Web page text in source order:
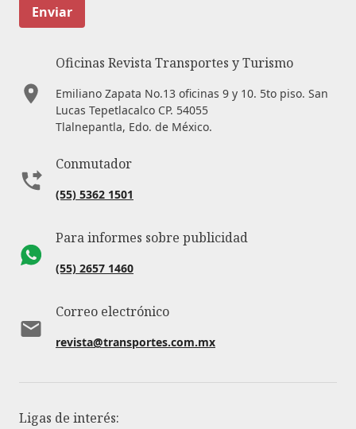
Enviar
Oficinas Revista Transportes y Turismo
Emiliano Zapata No.13 oficinas 9 y 10. 5to piso. San
Lucas Tepetlacalco CP. 54055
Tlalnepantla, Edo. de México.
Conmutador
(55) 5362 1501
Para informes sobre publicidad
(55) 2657 1460
Correo electrónico
revista@transportes.com.mx
Ligas de interés: